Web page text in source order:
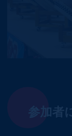
参加